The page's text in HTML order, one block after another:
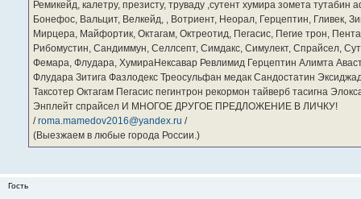
Ремикейд, калетру, презисту, труваду ,сутент хумира зомета
Бонефос, Вальцит, Велкейд, , Вотриент, Неорал, Герцептин, Гливек,
Мирцера, Майфортик, Октагам, Октреотид, Пегасис, Пегие трон,
Рибомустин, Сандиммун, Селлсепт, Симдакс, Симулект, Спрайсел,
Фемара, Флудара, ХумираНексавар Ревлимид Герцептин Алимта
Флудара Зитига Фазлодекс Треосульфан медак Сандостатин
Таксотер Октагам Пегасис пегинтрон рекормон тайверб тасигна
Энплейт спрайсел И МНОГОЕ ДРУГОЕ ПРЕДЛОЖЕНИЕ В ЛИЧКУ!
/roma.mamedov2016@yandex.ru /
(Выезжаем в любые города России.)
Гость